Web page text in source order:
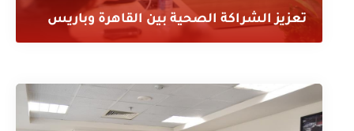
تعزيز الشراكة الصحية بين القاهرة وباريس